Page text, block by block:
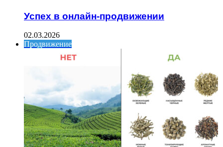
Успех в онлайн-продвижении
02.03.2026
Продвижение